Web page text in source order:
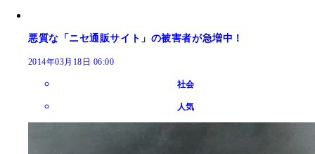
悪質な「ニセ通販サイト」の被害者が急増中！
2014年03月18日 06:00
社会
人気